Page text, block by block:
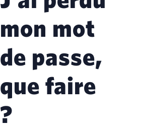
mon mot
de passe,
que faire
?